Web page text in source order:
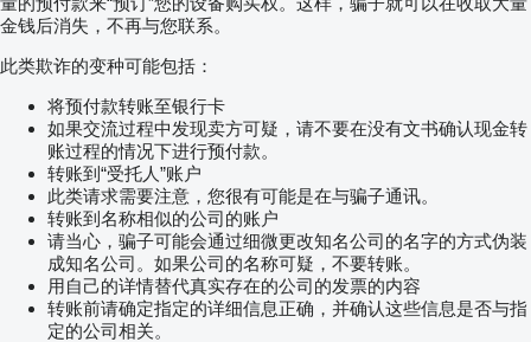
金钱后消失，不再与您联系。
此类欺诈的变种可能包括：
将预付款转账至银行卡
如果交流过程中发现卖方可疑，请不要在没有文书确认现金转
账过程的情况下进行预付款。
转账到“受托人”账户
此类请求需要注意，您很有可能是在与骗子通讯。
转账到名称相似的公司的账户
请当心，骗子可能会通过细微更改知名公司的名字的方式伪装
成知名公司。如果公司的名称可疑，不要转账。
用自己的详情替代真实存在的公司的发票的内容
转账前请确定指定的详细信息正确，并确认这些信息是否与指
定的公司相关。